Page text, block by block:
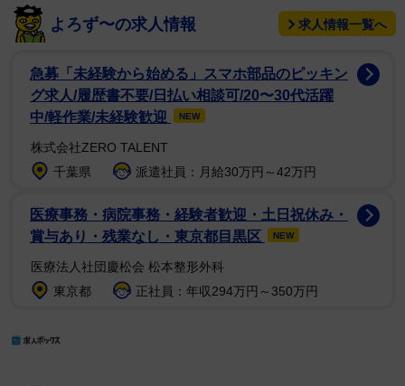
よろず〜の求人情報 求人情報一覧へ
急募「未経験から始める」スマホ部品のピッキン
グ求人/履歴書不要/日払い相談可/20〜30代活躍
中/軽作業/未経験歓迎
NEW
株式会社ZERO TALENT
千葉県
派遣社員：月給30万円～42万円
医療事務・病院事務・経験者歓迎・土日祝休み・
賞与あり・残業なし・東京都目黒区
NEW
医療法人社団慶松会 松本整形外科
東京都
正社員：年収294万円～350万円